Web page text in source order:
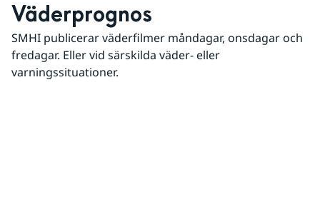
Väderprognos
SMHI publicerar väderfilmer måndagar, onsdagar och
fredagar. Eller vid särskilda väder- eller
varningssituationer.